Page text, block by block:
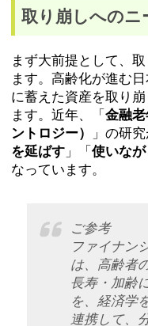
取り崩しへのニ
まず大前提として、
ます。高齢化が進む
に蓄えた資産を取り
ます。近年、「 金融
ントロジー）
」の研
を延ばす」「 使いな
なっています。
ご参考
ファイナン
は、高齢者
長寿・加齢
を、経済学
連携して、